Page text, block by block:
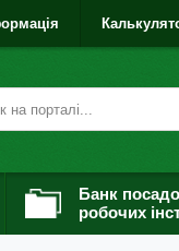
Банк
робочих